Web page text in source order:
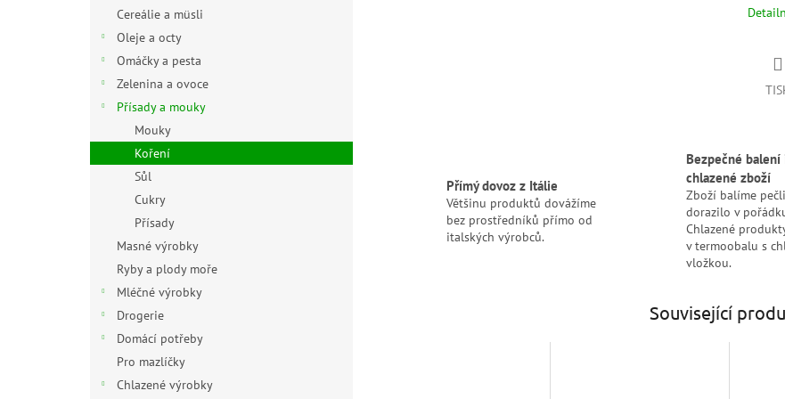
Cereálie a müsli
Oleje a octy
Omáčky a pesta
Zelenina a ovoce
Přísady a mouky
Mouky
Koření
Sůl
Cukry
Přísady
Masné výrobky
Ryby a plody moře
Mléčné výrobky
Drogerie
Domácí potřeby
Pro mazlíčky
Chlazené výrobky
Přímý dovoz z Itálie
Většinu produktů dovážíme
bez prostředníků přímo od
italských výrobců.
Bezpečné balení
chlazené zboží
Zboží balíme
dorazilo v
Chlazené
v termoobalu s
vložkou.
Související